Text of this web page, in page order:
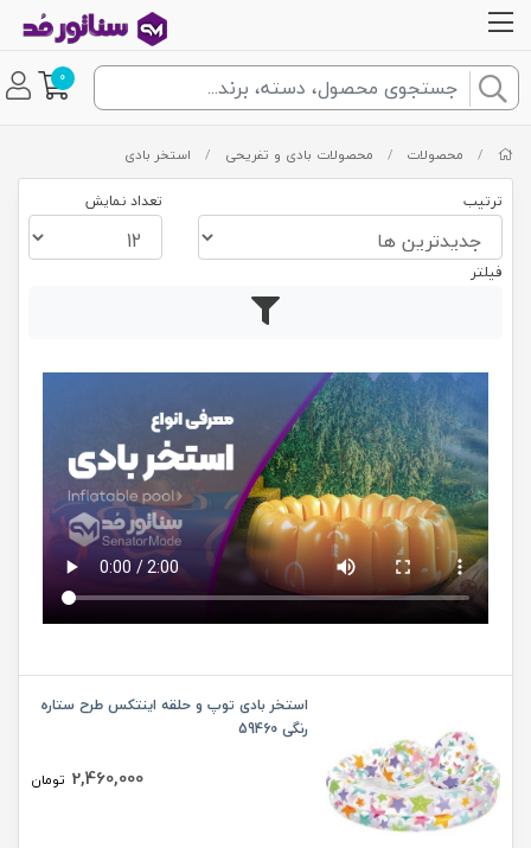
0
/ محصولات / محصولات بادی و تفریحی / استخر بادی
ترتیب تعداد نمایش
فیلتر
استخر بادی توپ و حلقه اینتکس طرح ستاره
رنگی 59460
2,460,000 تومان